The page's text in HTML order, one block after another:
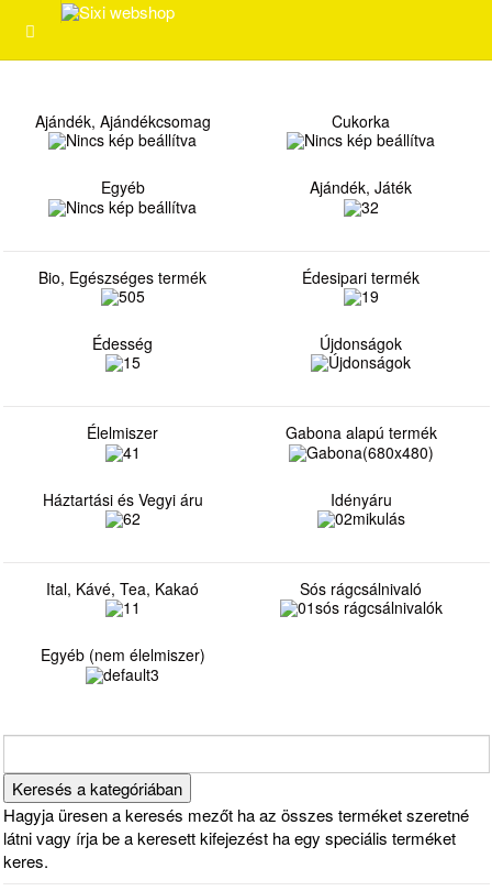
Ajándék, Ajándékcsomag Cukorka
Egyéb Ajándék, Játék
Bio, Egészséges termék Édesipari termék
Édesség Újdonságok
Élelmiszer Gabona alapú termék
Háztartási és Vegyi áru Idényáru
Ital, Kávé, Tea, Kakaó Sós rágcsálnivaló
Egyéb (nem élelmiszer)
Hagyja üresen a keresés mezőt ha az összes terméket szeretné
látni vagy írja be a keresett kifejezést ha egy speciális terméket
keres.